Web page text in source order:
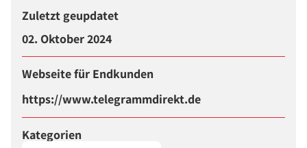
Zuletzt geupdatet
02. Oktober 2024
Webseite für Endkunden
https://www.telegrammdirekt.de
Kategorien